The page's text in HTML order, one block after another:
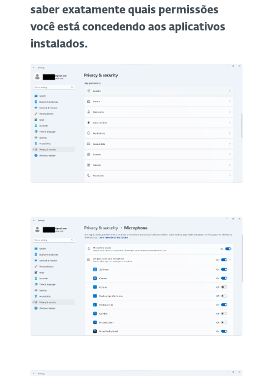
saber exatamente quais permissões
você está concedendo aos aplicativos
instalados.